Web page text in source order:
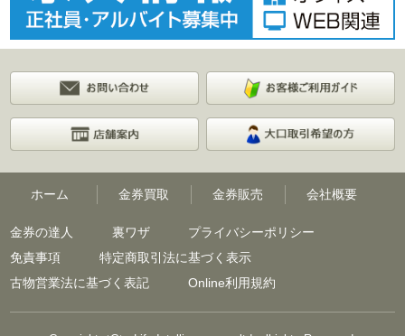
ホーム 金券買取 金券販売 会社概要
金券の達人 裏ワザ
プライバシーポリシー
免責事項
特定商取引法に基づく表示
古物営業法に基づく表記
Online利用規約